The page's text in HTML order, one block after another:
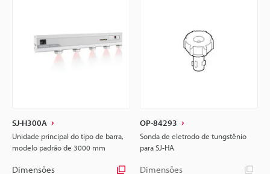
SJ-H300A
Unidade principal do tipo de barra,
modelo padrão de 3000 mm
Dimensões
OP-84293
Sonda de eletrodo de tungstênio
para SJ-HA
Dimensões